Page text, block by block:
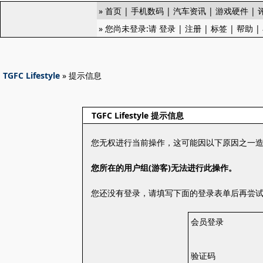
» 首页 | 手机数码 | 汽车资讯 | 游戏硬件 |
» 您尚未登录:请 登录 | 注册 | 标签 | 帮助 |
TGFC Lifestyle » 提示信息
TGFC Lifestyle 提示信息
您无权进行当前操作，这可能因以下原因之一
您所在的用户组(游客)无法进行此操作。
您还没有登录，请填写下面的登录表单后再尝
会员登录
验证码